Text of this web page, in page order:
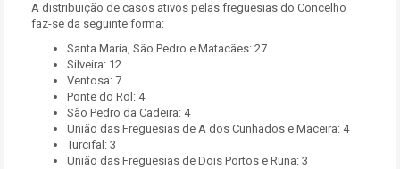
A distribuição de casos ativos pelas freguesias do Concelho
faz-se da seguinte forma:
Santa Maria, São Pedro e Matacães: 27
Silveira: 12
Ventosa: 7
Ponte do Rol: 4
São Pedro da Cadeira: 4
União das Freguesias de A dos Cunhados e Maceira: 4
Turcifal: 3
União das Freguesias de Dois Portos e Runa: 3